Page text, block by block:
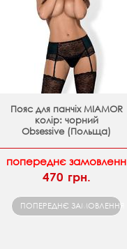
Пояс для панчіх MIAMOR
колір: чорний
Obsessive (Польща)
попереднє замовленн
470 грн.
ПОПЕРЕДНЄ ЗАМОВЛЕННЯ